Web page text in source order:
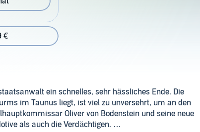
€
ein schnelles, sehr hässliches Ende. Die
im Taunus liegt, ist viel zu unversehrt, um an den
Oliver von Bodenstein und seine neue
als auch die Verdächtigen.